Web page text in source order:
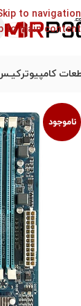
to navigation
to main content
کامپیوتر
ناموجود